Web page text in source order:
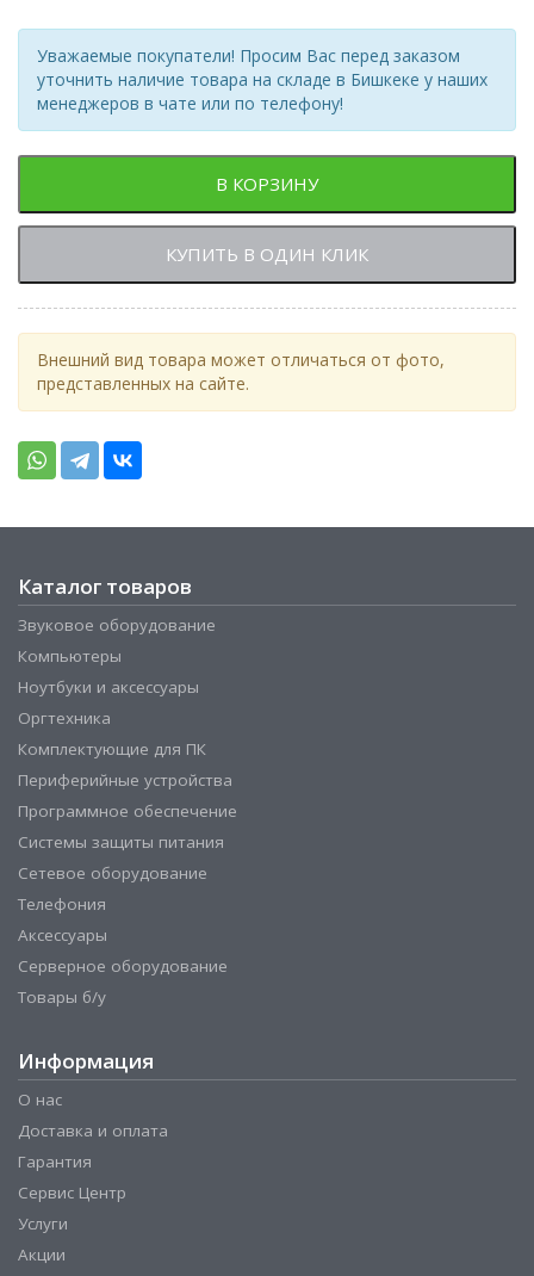
Уважаемые покупатели! Просим Вас перед заказом
уточнить наличие товара на складе в Бишкеке у наших
менеджеров в чате или по телефону!
В КОРЗИНУ
КУПИТЬ В ОДИН КЛИК
Внешний вид товара может отличаться от фото,
представленных на сайте.
Каталог товаров
Звуковое оборудование
Компьютеры
Ноутбуки и аксессуары
Оргтехника
Комплектующие для ПК
Периферийные устройства
Программное обеспечение
Системы защиты питания
Сетевое оборудование
Телефония
Аксессуары
Серверное оборудование
Товары б/у
Информация
О нас
Доставка и оплата
Гарантия
Сервис Центр
Услуги
Акции